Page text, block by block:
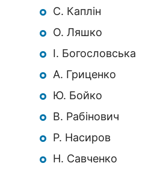
С. Каплін
О. Ляшко
І. Богословська
А. Гриценко
Ю. Бойко
В. Рабінович
Р. Насиров
Н. Савченко